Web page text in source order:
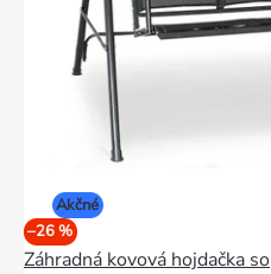
Akčné
–26 %
Záhradná kovová hojdačka so